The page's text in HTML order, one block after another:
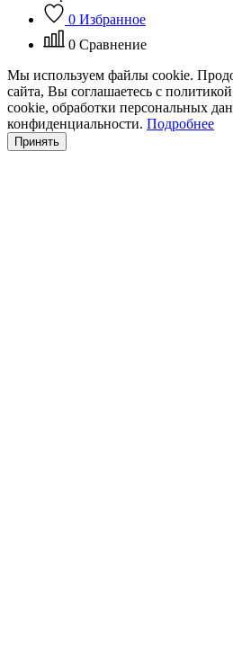
0 Избранное
0 Сравнение
Мы используем файлы cookie.
сайта, Вы соглашаетесь с
cookie, обработки персональных
конфиденциальности. Подробнее
Принять